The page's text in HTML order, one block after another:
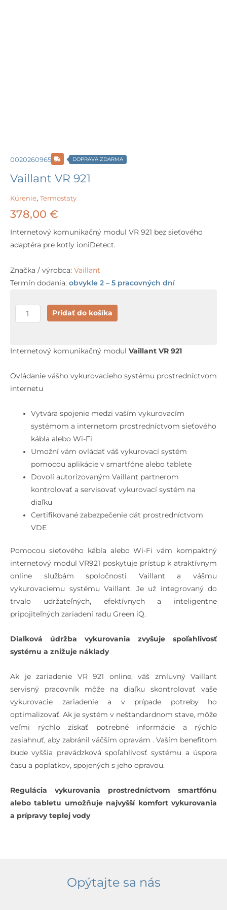
0020260965 DOPRAVA ZDARMA
Vaillant VR 921
Kúrenie, Termostaty
378,00 €
Internetový komunikačný modul VR 921 bez sieťového
adaptéra pre kotly ioniDetect.
Značka / výrobca: Vaillant
Termín dodania: obvykle 2 – 5 pracovných dní
množstvo
Vaillant
921
Pridať do košíka
Internetový komunikačný modul Vaillant VR 921
Ovládanie vášho vykurovacieho systému prostredníctvom
internetu
Vytvára spojenie medzi vaším vykurovacím
systémom a internetom prostredníctvom sieťového
kábla alebo Wi-Fi
Umožní vám ovládať váš vykurovací systém
pomocou aplikácie v smartfóne alebo tablete
Dovolí autorizovaným Vaillant partnerom
kontrolovať a servisovať vykurovací systém na
diaľku
Certifikované zabezpečenie dát prostredníctvom
VDE
Pomocou sieťového kábla alebo Wi-Fi vám kompaktný
internetový modul VR921 poskytuje prístup k atraktívnym
online službám spoločnosti Vaillant a vášmu
vykurovaciemu systému Vaillant. Je už integrovaný do
trvalo udržateľných, efektívnych a inteligentne
pripojiteľných zariadení radu Green iQ.
Diaľková údržba vykurovania zvyšuje spoľahlivosť
systému a znižuje náklady
Ak je zariadenie VR 921 online, váš zmluvný Vaillant
servisný pracovník môže na diaľku skontrolovať vaše
vykurovacie zariadenie a v prípade potreby ho
optimalizovať. Ak je systém v neštandardnom stave, môže
veľmi rýchlo získať potrebné informácie a rýchlo
zasiahnuť, aby zabránil väčším opravám . Vaším benefitom
bude vyššia prevádzková spoľahlivosť systému a úspora
času a poplatkov, spojených s jeho opravou.
Regulácia vykurovania prostredníctvom smartfónu
alebo tabletu umožňuje najvyšší komfort vykurovania
a prípravy teplej vody
Opýtajte sa nás